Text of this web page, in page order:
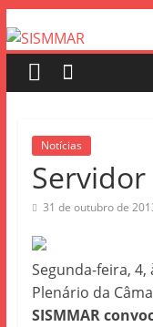
para
conteúdo
SINDICATO
Notícias
31 de outubro de
Segunda-feira, 4,
Plenário da
SISMMAR